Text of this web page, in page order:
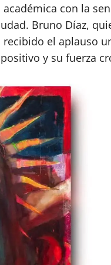
con la
Bruno Díaz,
recibido el aplauso
y su fuerza